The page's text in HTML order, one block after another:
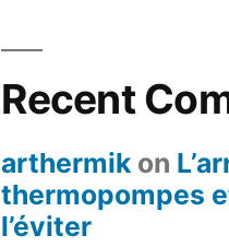
Recent
arthermik on
thermopompes
l’éviter